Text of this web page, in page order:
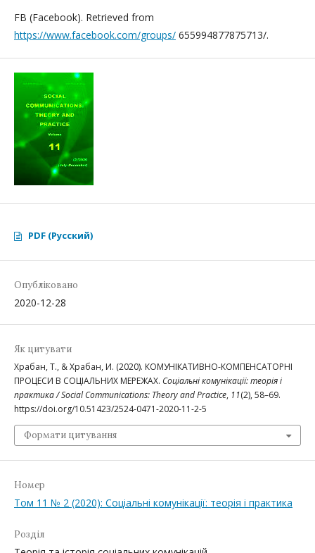
FB (Facebook). Retrieved from
https://www.facebook.com/groups/ 655994877875713/.
PDF (Русский)
Опубліковано
2020-12-28
Як цитувати
Храбан, Т., & Храбан, И. (2020). КОМУНІКАТИВНО-КОМПЕНСАТОРНІ
ПРОЦЕСИ В СОЦІАЛЬНИХ МЕРЕЖАХ. Соціальні комунікації: теорія і
практика / Social Communications: Theory and Practice, 11(2), 58–69.
https://doi.org/10.51423/2524-0471-2020-11-2-5
Формати цитування
Номер
Том 11 № 2 (2020): Соціальні комунікації: теорія і практика
Розділ